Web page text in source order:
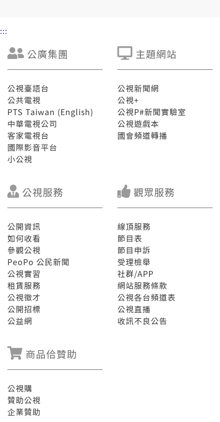
:::
公廣集團
公視臺語台
公共電視
PTS Taiwan (English)
中華電視公司
客家電視台
國際影音平台
小公視
主題網站
公視新聞網
公視+
公視P#新聞實驗室
公視遊戲本
國會頻道轉播
公視服務
公開資訊
如何收看
參觀公視
PeoPo 公民新聞
公視實習
租賃服務
公視徵才
公開招標
公益網
觀眾服務
線頂服務
節目表
節目申訴
受理檢舉
社群/APP
網站服務條款
公視各台頻道表
公視直播
收訊不良公告
商品佮贊助
公視購
贊助公視
企業贊助